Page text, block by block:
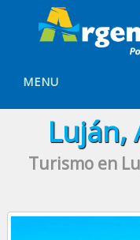
MENU
Luján,
Turismo en